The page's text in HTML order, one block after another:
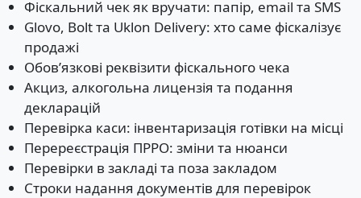
Фіскальний чек як вручати: папір, email та SMS
Glovo, Bolt та Uklon Delivery: хто саме фіскалізує
продажі
Обовʼязкові реквізити фіскального чека
Акциз, алкогольна лицензія та подання
декларацій
Перевірка каси: інвентаризація готівки на місці
Перереєстрація ПРРО: зміни та нюанси
Перевірки в закладі та поза закладом
Строки надання документів для перевірок